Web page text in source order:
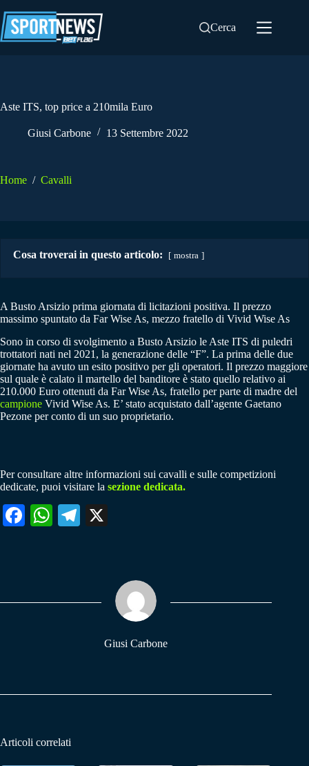
al
contenuto
Cerca
Aste ITS, top price a 210mila Euro
Giusi Carbone 13 Settembre 2022
Home / Cavalli
Cosa troverai in questo articolo: mostra
A Busto Arsizio prima giornata di licitazioni positiva. Il prezzo
massimo spuntato da Far Wise As, mezzo fratello di Vivid Wise As
Sono in corso di svolgimento a Busto Arsizio le Aste ITS di puledri
trottatori nati nel 2021, la generazione delle “F”. La prima delle due
giornate ha avuto un esito positivo per gli operatori. Il prezzo maggiore
sul quale è calato il martello del banditore è stato quello relativo ai
210.000 Euro ottenuti da Far Wise As, fratello per parte di madre del
campione Vivid Wise As. E’ stato acquistato dall’agente Gaetano
Pezone per conto di un suo proprietario.
Per consultare altre informazioni sui cavalli e sulle competizioni
dedicate, puoi visitare la sezione dedicata.
Fa W
pp
Te
m
Giusi Carbone
Articoli correlati